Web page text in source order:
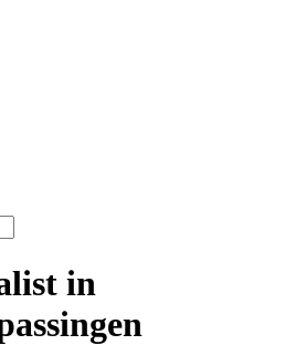
in